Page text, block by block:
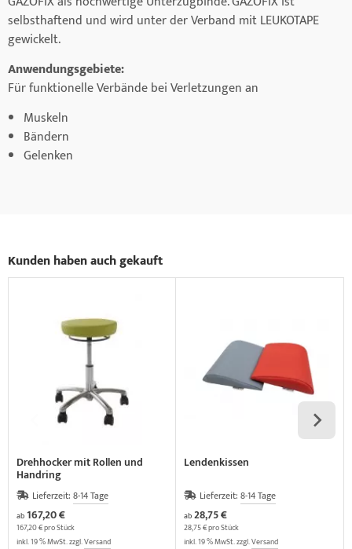
selbsthaftend und wird unter der Verband mit LEUKOTAPE
gewickelt.
Anwendungsgebiete:
Für funktionelle Verbände bei Verletzungen an
Muskeln
Bändern
Gelenken
Kunden haben auch gekauft
Drehhocker mit Rollen und
Handring
Lieferzeit: 8-14 Tage
ab167,20 €
167,20 € pro Stück
inkl. 19 % MwSt. zzgl.Versand
Lendenkissen
Lieferzeit: 8-14 Tage
ab28,75 €
28,75 € pro Stück
inkl. 19 % MwSt. zzgl.Versand